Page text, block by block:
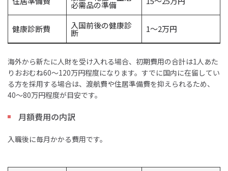
必需品の準備
健康診断費 入国前後の健康診
断 1～2万円
海外から新たに人財を受け入れる場合、初期費用の合計は1人あた
りおおむね60〜120万円程度になります。すでに国内に在留してい
る方を採用する場合は、渡航費や住居準備費を抑えられるため、
40〜80万円程度が目安です。
月額費用の内訳
入職後に毎月かかる費用です。